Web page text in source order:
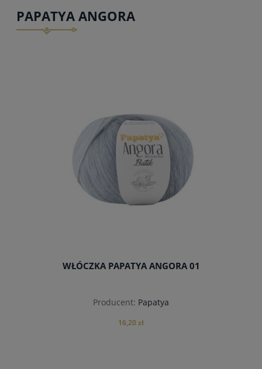
PAPATYA ANGORA
WŁÓCZKA PAPATYA ANGORA 01
Producent: Papatya
16,20 zł